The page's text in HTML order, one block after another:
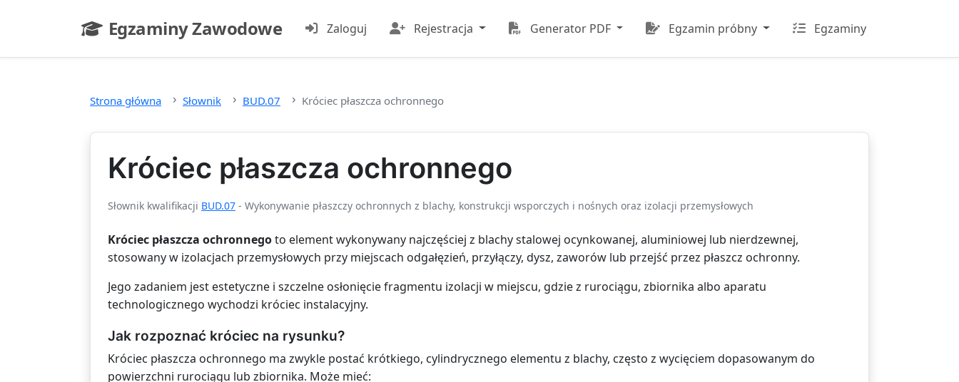
Egzaminy Zawodowe
- strona główna
Zaloguj Rejestracja Generator PDF Egzamin próbny Egzaminy
Strona główna Słownik BUD.07 Króciec płaszcza ochronnego
Króciec płaszcza ochronnego
Słownik kwalifikacji BUD.07 - Wykonywanie płaszczy ochronnych z blachy, konstrukcji wsporczych i nośnych oraz izolacji przemysłowych
Króciec płaszcza ochronnegoto element wykonywany najczęściej z blachy stalowej ocynkowanej, aluminiowej lub nierdzewnej,
stosowany w izolacjach przemysłowych przy miejscach odgałęzień, przyłączy, dysz, zaworów lub przejść przez płaszcz ochronny.
Jego zadaniem jest estetyczne i szczelne osłonięcie fragmentu izolacji w miejscu, gdzie z rurociągu, zbiornika albo aparatu
technologicznego wychodzi króciec instalacyjny.
Jak rozpoznać króciec na rysunku?
Króciec płaszcza ochronnego ma zwykle postać krótkiego, cylindrycznego elementu z blachy, często z wycięciem dopasowanym do
powierzchni rurociągu lub zbiornika. Może mieć: